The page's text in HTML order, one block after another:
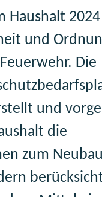
Haushalt
und
Die
und
die
zum